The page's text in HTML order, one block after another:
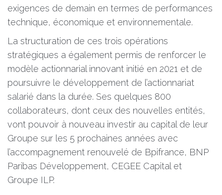
exigences de demain en termes de performances
technique, économique et environnementale.
La structuration de ces trois opérations
stratégiques a également permis de renforcer le
modèle actionnarial innovant initié en 2021 et de
poursuivre le développement de l’actionnariat
salarié dans la durée. Ses quelques 800
collaborateurs, dont ceux des nouvelles entités,
vont pouvoir à nouveau investir au capital de leur
Groupe sur les 5 prochaines années avec
l’accompagnement renouvelé de Bpifrance, BNP
Paribas Développement, CEGEE Capital et
Groupe ILP.